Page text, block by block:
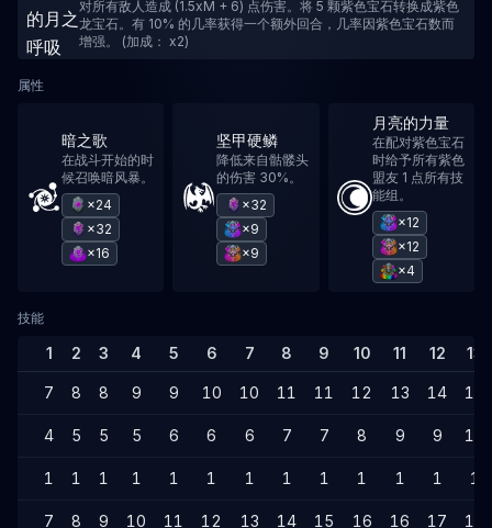
对所有敌人造成 (1.5xM + 6) 点伤害。将 5 颗紫色宝石转换成紫色
龙宝石。有 10% 的几率获得一个额外回合，几率因紫色宝石数而
增强。 (加成： x2)
属性
暗之歌
在战斗开始的时
候召唤暗风暴。
×24
×32
×16
坚甲硬鳞
降低来自骷髅头
的伤害 30%。
×32
×9
×9
月亮的力量
在配对紫色宝石
时给予所有紫色
盟友 1 点所有技
能组。
×12
×12
×4
技能
1 2 3 4 5 6 7 8 9 10 11 12 13
7 8 8 9 9 10 10 11 11 12 13 14 14
4 5 5 5 6 6 6 7 7 8 9 9 10
1 1 1 1 1 1 1 1 1 1 1 1 1
7 8 9 10 11 12 13 14 15 16 16 17 18